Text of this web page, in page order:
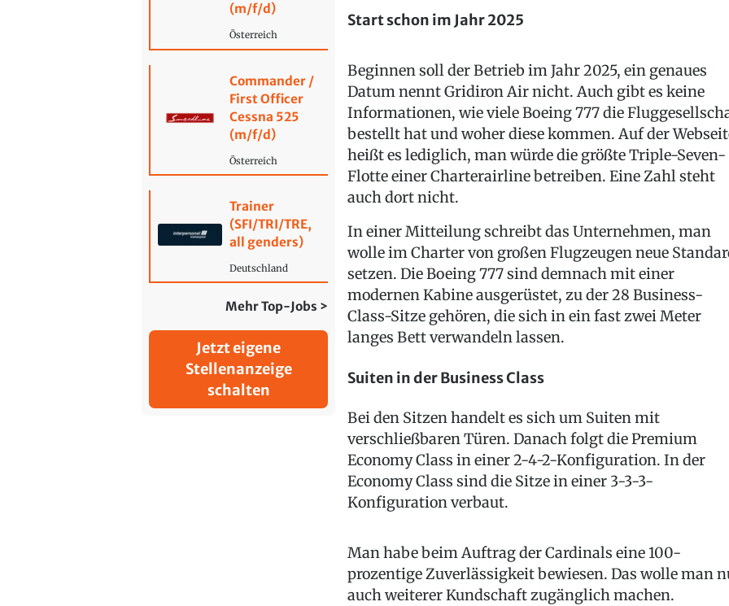
(m/f/d)
Österreich
Commander /
First Officer
Cessna 525
(m/f/d)
Österreich
Trainer
(SFI/TRI/TRE,
all genders)
Deutschland
Mehr Top-Jobs >
Jetzt eigene
Stellenanzeige
schalten
Start schon im Jahr 2025
Beginnen soll der Betrieb im Jahr 2025, ein genaues
Datum nennt Gridiron Air nicht. Auch gibt es keine
Informationen, wie viele Boeing 777 die
bestellt hat und woher diese kommen. Auf der
heißt es lediglich, man würde die größte Triple-Seven-
Flotte einer Charterairline betreiben. Eine Zahl steht
auch dort nicht.
In einer Mitteilung schreibt das Unternehmen, man
wolle im Charter von großen Flugzeugen neue
setzen. Die Boeing 777 sind demnach mit einer
modernen Kabine ausgerüstet, zu der 28 Business-
Class-Sitze gehören, die sich in ein fast zwei Meter
langes Bett verwandeln lassen.
Suiten in der Business Class
Bei den Sitzen handelt es sich um Suiten mit
verschließbaren Türen. Danach folgt die Premium
Economy Class in einer 2-4-2-Konfiguration. In der
Economy Class sind die Sitze in einer 3-3-3-
Konfiguration verbaut.
Man habe beim Auftrag der Cardinals eine 100-
prozentige Zuverlässigkeit bewiesen. Das wolle man
auch weiterer Kundschaft zugänglich machen.